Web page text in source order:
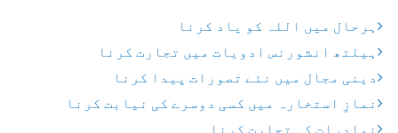
ہرحال میں اللہ کو یاد کرنا
ہیلتھ انشورنس ادویات میں تجارت کرنا
دینی مجال میں نئے تصورات پیدا کرنا
نمازِ استخارہ میں کسی دوسرے کی نیابت کرنا
نوادرات کی تجارت کرنا